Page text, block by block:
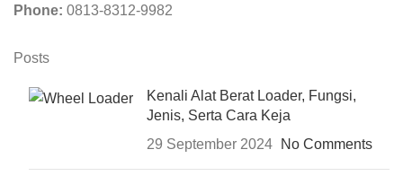
Phone: 0813-8312-9982
Posts
Kenali Alat Berat Loader, Fungsi,
Jenis, Serta Cara Keja
29 September 2024
No Comments